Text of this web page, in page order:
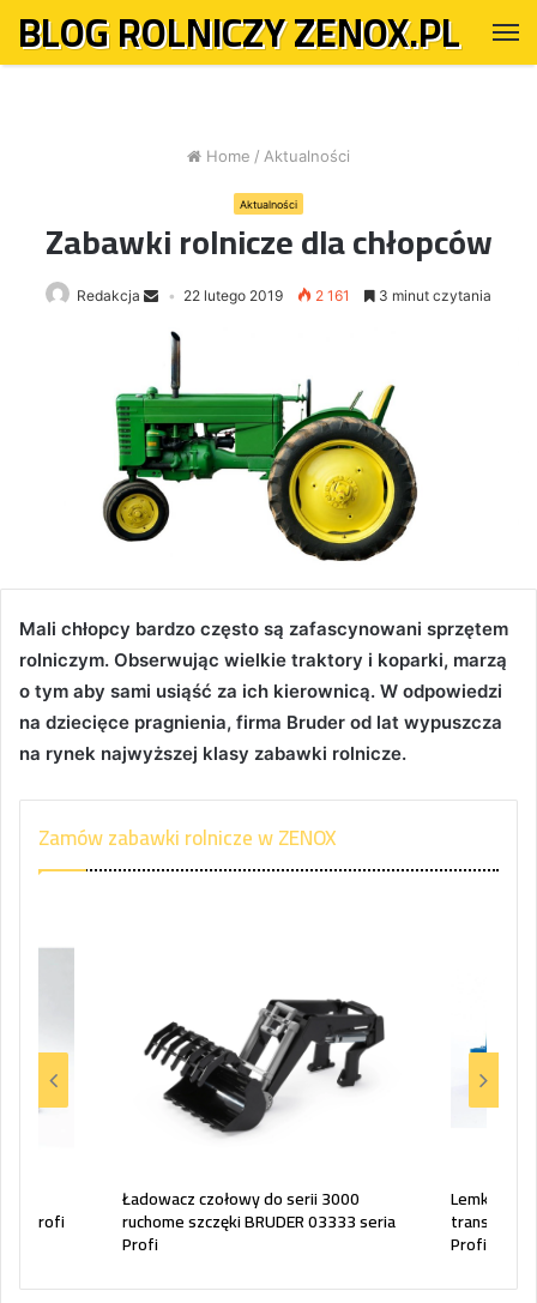
BLOG ROLNICZY ZENOX.PL
Home / Aktualności
Aktualności
Zabawki rolnicze dla chłopców
Redakcja 22 lutego 2019 2 161 3 minut czytania
Mali chłopcy bardzo często są zafascynowani sprzętem
rolniczym. Obserwując wielkie traktory i koparki, marzą
o tym aby sami usiąść za ich kierownicą. W odpowiedzi
na dziecięce pragnienia, firma Bruder od lat wypuszcza
na rynek najwyższej klasy zabawki rolnicze.
Zamów zabawki rolnicze w ZENOX
Profi
Ładowacz czołowy do serii 3000
ruchome szczęki BRUDER 03333 seria
Profi
Lemken
Profi